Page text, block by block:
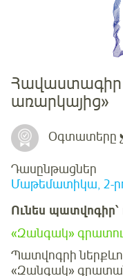
առարկայից»
Օգտատերը
Դասընթացներ
Մաթեմատիկա, 2-
Ունես պատվոգիր՝
«Զանգակ»
Պատվոգրի
«Զանգակ»